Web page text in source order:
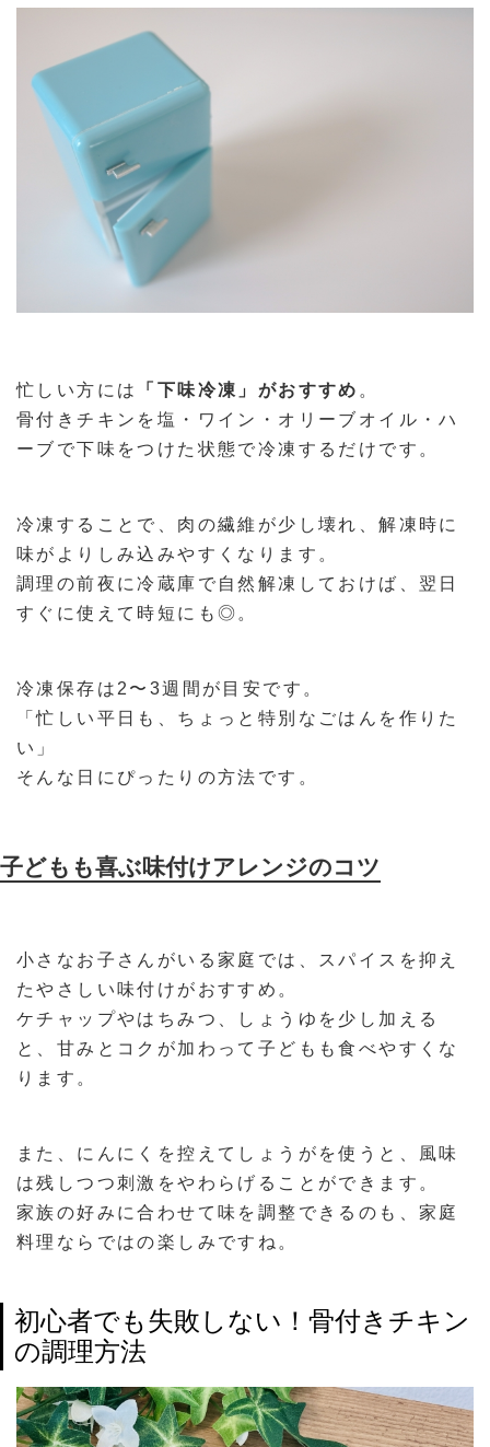
忙しい方には 「下味冷凍」がおすすめ 。
骨付きチキンを塩・ワイン・オリーブオイル・ハ
ーブで下味をつけた状態で冷凍するだけです。
冷凍することで、肉の繊維が少し壊れ、解凍時に
味がよりしみ込みやすくなります。
調理の前夜に冷蔵庫で自然解凍しておけば、翌日
すぐに使えて時短にも◎。
冷凍保存は2〜3週間が目安です。
「忙しい平日も、ちょっと特別なごはんを作りた
い」
そんな日にぴったりの方法です。
子どもも喜ぶ味付けアレンジのコツ
小さなお子さんがいる家庭では、スパイスを抑え
たやさしい味付けがおすすめ。
ケチャップやはちみつ、しょうゆを少し加える
と、甘みとコクが加わって子どもも食べやすくな
ります。
また、にんにくを控えてしょうがを使うと、風味
は残しつつ刺激をやわらげることができます。
家族の好みに合わせて味を調整できるのも、家庭
料理ならではの楽しみですね。
初心者でも失敗しない！骨付きチキン
の調理方法